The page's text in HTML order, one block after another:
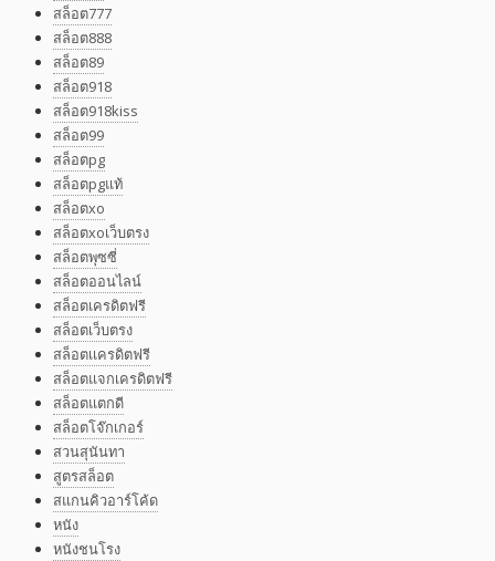
สล็อต777
สล็อต888
สล็อต89
สล็อต918
สล็อต918kiss
สล็อต99
สล็อตpg
สล็อตpgแท้
สล็อตxo
สล็อตxoเว็บตรง
สล็อตพุซซี่
สล็อตออนไลน์
สล็อตเครดิตฟรี
สล็อตเว็บตรง
สล็อตเเครดิตฟรี
สล็อตแจกเครดิตฟรี
สล็อตแตกดี
สล็อตโจ๊กเกอร์
สวนสุนันทา
สูตรสล็อต
สแกนคิวอาร์โค้ด
หนัง
หนังชนโรง